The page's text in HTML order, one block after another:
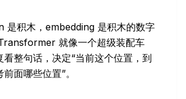
是积木，embedding 是积木的数字
就像一个超级装配车
看整句话，决定“当前这个位置，到
面哪些位置”。